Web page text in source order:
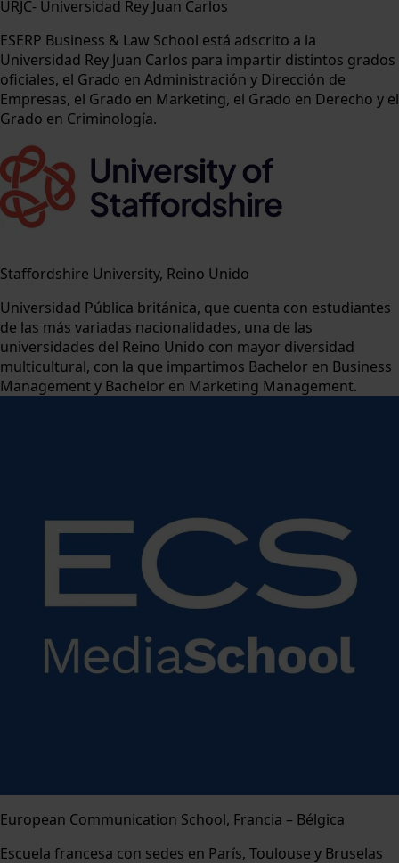
URJC- Universidad Rey Juan Carlos
ESERP Business & Law School está adscrito a la
Universidad Rey Juan Carlos para impartir distintos grados
oficiales, el Grado en Administración y Dirección de
Empresas, el Grado en Marketing, el Grado en Derecho y el
Grado en Criminología.
Staffordshire University, Reino Unido
Universidad Pública británica, que cuenta con estudiantes
de las más variadas nacionalidades, una de las
universidades del Reino Unido con mayor diversidad
multicultural, con la que impartimos Bachelor en Business
Management y Bachelor en Marketing Management.
European Communication School, Francia – Bélgica
Escuela francesa con sedes en París, Toulouse y Bruselas